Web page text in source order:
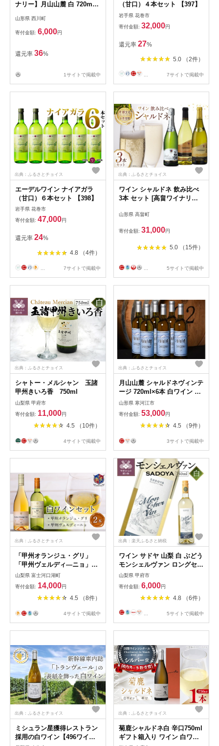
ナリー】月山山麓 白 720ml
山形県 西川町
寄付金額: 6,000円
還元率 36%
1サイトで掲載中
（甘口）４本セット 【397】
岩手県 花巻市
寄付金額: 32,000円
還元率 27%
5.0 （2件）
7サイトで掲載中
出典：ふるさとチョイス
エーデルワイン ナイアガラ
（甘口）６本セット 【398】
岩手県 花巻市
寄付金額: 47,000円
還元率 24%
4.8 （4件）
7サイトで掲載中
出典：ふるさとチョイス
ワイン シャルドネ 飲み比べ
3本 セット [高畠ワイナリー
tk06ays730009] ふるさと納税
パークリング クラシック バ
ット 白 酒 お酒 プレゼント
山形県 高畠町
寄付金額: 31,000円
5.0 （15件）
5サイトで掲載中
出典：ふるさとチョイス
シャトー・メルシャン 玉諸
甲州きいろ香 750ml
山梨県 甲府市
寄付金額: 11,000円
4.5 （10件）
4サイトで掲載中
出典：ふるさとチョイス
月山山麓 シャルドネヴィンテ
ージ 720ml×6本 白ワイン 辛
口 ワイン 白 酒 山形 053-
E-CK022
山形県 寒河江市
寄付金額: 53,000円
4.5 （9件）
3サイトで掲載中
出典：ふるさとチョイス
「甲州オランジュ・グリ」
「甲州ヴェルディ―ニョ」白
ワイン2本セット
山梨県 富士河口湖町
寄付金額: 14,000円
4.5 （8件）
4サイトで掲載中
出典：楽天ふるさと納税
ワイン サドヤ 山梨 白 ぶどう
モンシェルヴァン ロングセラ
ー 定番 チリ産 フルーティ 和
食 イタリアン お酒 デイリー
ワイン パーティ クリスマス
誕生日 敬老の日 記念日
山梨県 甲府市
寄付金額: 6,000円
4.8 （6件）
5サイトで掲載中
出典：ふるさとチョイス
ミシュラン星獲得レストラン
採用の白ワイン【496ワイナ
出典：ふるさとチョイス
菊鹿シャルドネ白 辛口750ml
ギフト箱入り ワイン 白ワイ